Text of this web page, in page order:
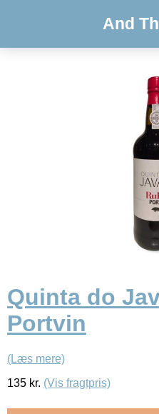
And
Quinta do
Portvin
(Læs mere)
135 kr. (Vis fragtpris)